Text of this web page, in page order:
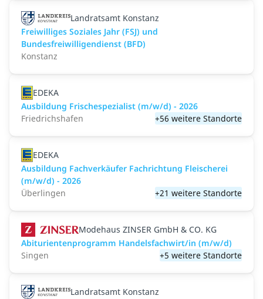
Landratsamt Konstanz
Freiwilliges Soziales Jahr (FSJ) und
Bundesfreiwilligendienst (BFD)
Konstanz
EDEKA
Ausbildung Frischespezialist (m/w/d) - 2026
Friedrichshafen
+56 weitere Standorte
EDEKA
Ausbildung Fachverkäufer Fachrichtung Fleischerei
(m/w/d) - 2026
Überlingen
+21 weitere Standorte
Modehaus ZINSER GmbH & CO. KG
Abiturientenprogramm Handelsfachwirt/in (m/w/d)
Singen
+5 weitere Standorte
Landratsamt Konstanz